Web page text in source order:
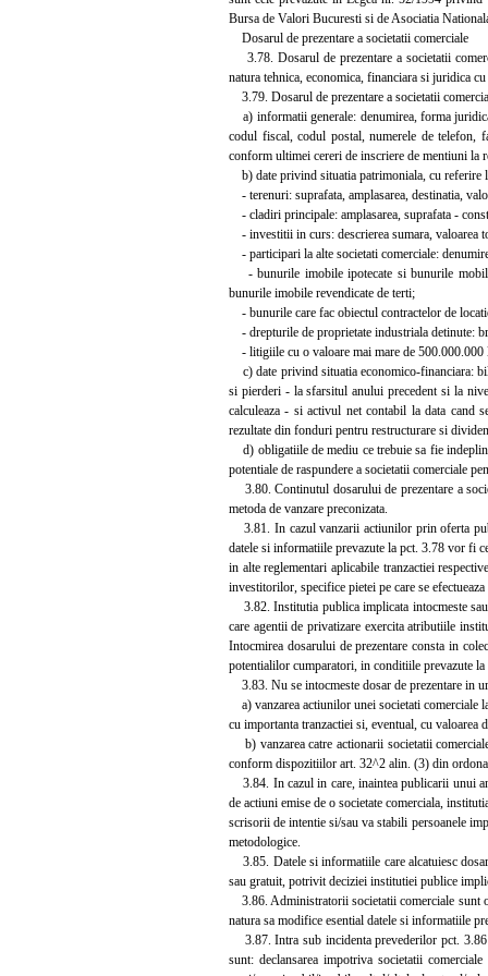
Bursa de Valori Bucuresti si de Asociatia
Dosarul de prezentare a societatii comerciale
3.78. Dosarul de prezentare a societatii
natura tehnica, economica, financiara si juridica
3.79. Dosarul de prezentare a societatii
a) informatii generale: denumirea, forma
codul fiscal, codul postal, numerele de telefon,
conform ultimei cereri de inscriere de mentiuni la
b) date privind situatia patrimoniala, cu referire
- terenuri: suprafata, amplasarea, destinatia,
- cladiri principale: amplasarea, suprafata -
- investitii in curs: descrierea sumara, valoarea
- participari la alte societati comerciale:
- bunurile imobile ipotecate si bunurile
bunurile imobile revendicate de terti;
- bunurile care fac obiectul contractelor de
- drepturile de proprietate industriala detinute:
- litigiile cu o valoare mai mare de 500.000.000
c) date privind situatia economico-financiara:
si pierderi - la sfarsitul anului precedent si la
calculeaza - si activul net contabil la data cand
rezultate din fonduri pentru restructurare si
d) obligatiile de mediu ce trebuie sa fie
potentiale de raspundere a societatii comerciale
3.80. Continutul dosarului de prezentare a
metoda de vanzare preconizata.
3.81. In cazul vanzarii actiunilor prin oferta
datele si informatiile prevazute la pct. 3.78 vor fi
in alte reglementari aplicabile tranzactiei
investitorilor, specifice pietei pe care se
3.82. Institutia publica implicata intocmeste
care agentii de privatizare exercita atributiile
Intocmirea dosarului de prezentare consta in
potentialilor cumparatori, in conditiile prevazute
3.83. Nu se intocmeste dosar de prezentare in
a) vanzarea actiunilor unei societati comerciale
cu importanta tranzactiei si, eventual, cu valoarea
b) vanzarea catre actionarii societatii
conform dispozitiilor art. 32^2 alin. (3) din
3.84. In cazul in care, inaintea publicarii unui
de actiuni emise de o societate comerciala,
scrisorii de intentie si/sau va stabili persoanele
metodologice.
3.85. Datele si informatiile care alcatuiesc
sau gratuit, potrivit deciziei institutiei publice
3.86. Administratorii societatii comerciale sunt
natura sa modifice esential datele si informatiile
3.87. Intra sub incidenta prevederilor pct. 3.86
sunt: declansarea impotriva societatii